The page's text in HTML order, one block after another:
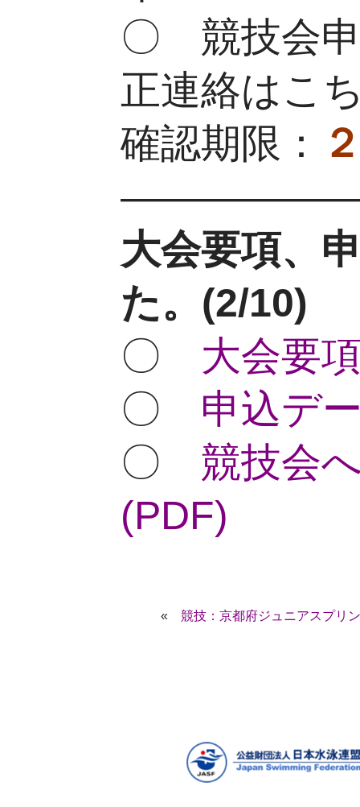
〇 競技会申
正連絡はこ
確認期限：
大会要項、
た。(2/10)
〇 大会要
〇 申込デ
〇 競技会
(PDF)
« 競技：京都府ジュニアスプリ